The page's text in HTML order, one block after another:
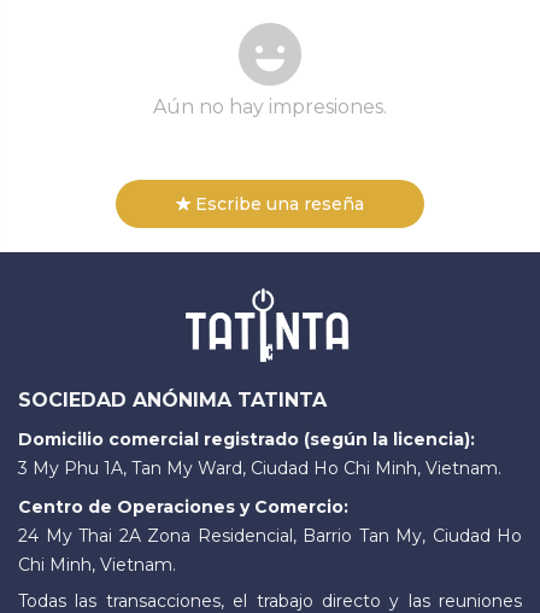
Aún no hay impresiones.
Escribe una reseña
SOCIEDAD ANÓNIMA TATINTA
Domicilio comercial registrado (según la licencia):
3 My Phu 1A, Tan My Ward, Ciudad Ho Chi Minh, Vietnam.
Centro de Operaciones y Comercio:
24 My Thai 2A Zona Residencial, Barrio Tan My, Ciudad Ho
Chi Minh, Vietnam.
Todas las transacciones, el trabajo directo y las reuniones